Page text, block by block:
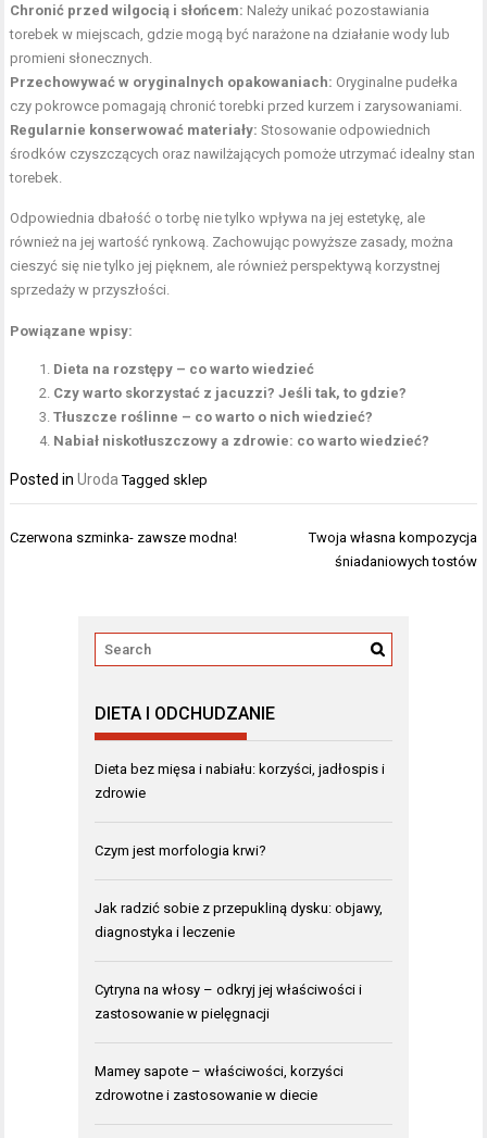
Chronić przed wilgocią i słońcem: Należy unikać pozostawiania
torebek w miejscach, gdzie mogą być narażone na działanie wody lub
promieni słonecznych.
Przechowywać w oryginalnych opakowaniach: Oryginalne pudełka
czy pokrowce pomagają chronić torebki przed kurzem i zarysowaniami.
Regularnie konserwować materiały: Stosowanie odpowiednich
środków czyszczących oraz nawilżających pomoże utrzymać idealny stan
torebek.
Odpowiednia dbałość o torbę nie tylko wpływa na jej estetykę, ale
również na jej wartość rynkową. Zachowując powyższe zasady, można
cieszyć się nie tylko jej pięknem, ale również perspektywą korzystnej
sprzedaży w przyszłości.
Powiązane wpisy:
Dieta na rozstępy – co warto wiedzieć
Czy warto skorzystać z jacuzzi? Jeśli tak, to gdzie?
Tłuszcze roślinne – co warto o nich wiedzieć?
Nabiał niskotłuszczowy a zdrowie: co warto wiedzieć?
Posted inUroda Tagged sklep
Nawigacja
Czerwona szminka- zawsze modna!
Twoja własna kompozycja
śniadaniowych tostów
DIETA I ODCHUDZANIE
Dieta bez mięsa i nabiału: korzyści, jadłospis i
zdrowie
Czym jest morfologia krwi?
Jak radzić sobie z przepukliną dysku: objawy,
diagnostyka i leczenie
Cytryna na włosy – odkryj jej właściwości i
zastosowanie w pielęgnacji
Mamey sapote – właściwości, korzyści
zdrowotne i zastosowanie w diecie